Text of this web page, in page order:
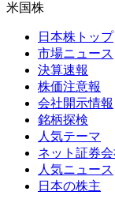
米国株
日本株トップ
市場ニュース
決算速報
株価注意報
会社開示情報
銘柄探検
人気テーマ
ネット証券
人気ニュース
日本の株主